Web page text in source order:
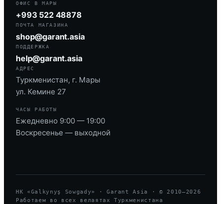
ОФИС В МАРЫ
+993 522 48878
ПОЧТА МАГАЗИНА
shop@garant.asia
ПОДДЕРЖКА
help@garant.asia
АДРЕС
Туркменистан, г. Мары
ул. Кемине 27
ЧАСЫ РАБОТЫ
Ежедневно 9:00 — 19:00
Воскресенье — выходной
HK «Galkynyş Sowgady» · Garant Asia · © 2010—2026
Работаем во всех велаятах Туркменистана